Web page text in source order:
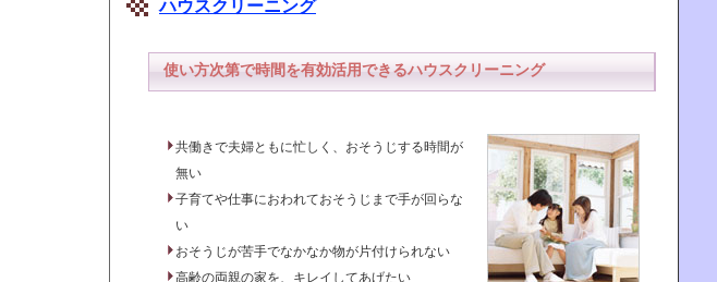
ハウスクリーニング
使い方次第で時間を有効活用できるハウスクリーニング
共働きで夫婦ともに忙しく、おそうじする時間が
無い
子育てや仕事におわれておそうじまで手が回らな
い
おそうじが苦手でなかなか物が片付けられない
高齢の両親の家を、キレイしてあげたい